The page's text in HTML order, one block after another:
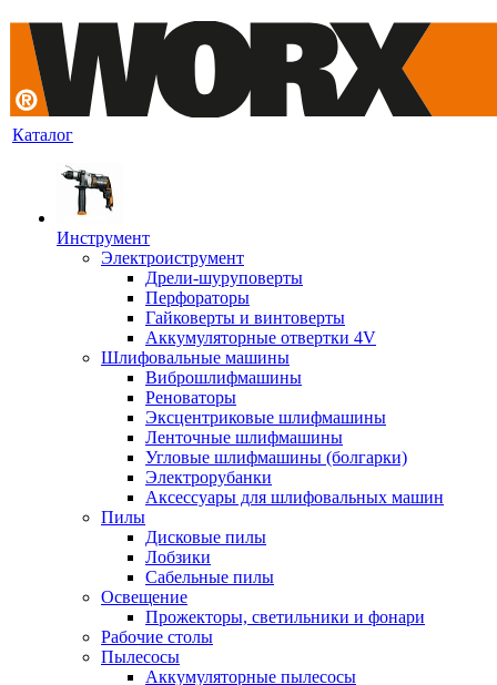
Каталог
Инструмент
Электроиструмент
Дрели-шуруповерты
Перфораторы
Гайковерты и винтоверты
Аккумуляторные отвертки 4V
Шлифовальные машины
Виброшлифмашины
Реноваторы
Эксцентриковые шлифмашины
Ленточные шлифмашины
Угловые шлифмашины (болгарки)
Электрорубанки
Аксессуары для шлифовальных машин
Пилы
Дисковые пилы
Лобзики
Сабельные пилы
Освещение
Прожекторы, светильники и фонари
Рабочие столы
Пылесосы
Аккумуляторные пылесосы